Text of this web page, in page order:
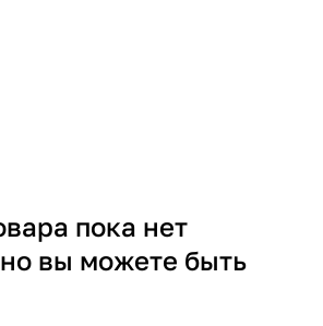
пока нет
вы можете быть